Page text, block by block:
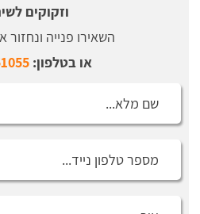
וזקוקים
השאירו פנייה
או בטלפון: